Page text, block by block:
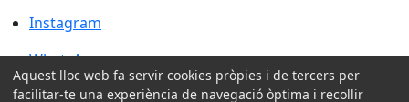
Instagram
Instagram
WhatsApp
WhatsApp
Amb la col·laboració de:
Aquest lloc web fa servir cookies pròpies i de tercers per
facilitar-te una experiència de navegació òptima i recollir